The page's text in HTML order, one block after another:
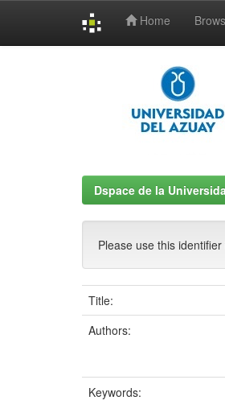
Home
Dspace de la
Please use this
Title:
Authors:
Keywords: